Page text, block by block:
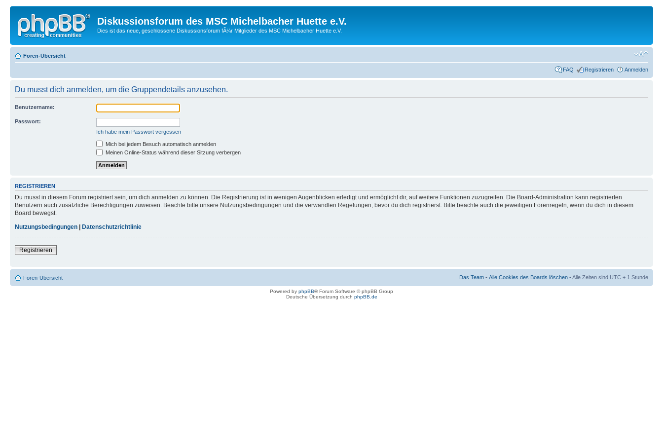
Diskussionsforum des MSC Michelbacher Huette e.V.
Dies ist das neue, geschlossene Diskussionsforum fÃ¼r Mitglieder des MSC Michelbacher Huette e.V.
Foren-Übersicht
FAQ Registrieren Anmelden
Du musst dich anmelden, um die Gruppendetails anzusehen.
Benutzername:
Passwort:
Ich habe mein Passwort vergessen
Mich bei jedem Besuch automatisch anmelden
Meinen Online-Status während dieser Sitzung verbergen
REGISTRIEREN
Du musst in diesem Forum registriert sein, um dich anmelden zu können. Die Registrierung ist in wenigen Augenblicken erledigt und ermöglicht dir, auf weitere Funktionen zuzugreifen. Die Board-Administration kann registrierten
Benutzern auch zusätzliche Berechtigungen zuweisen. Beachte bitte unsere Nutzungsbedingungen und die verwandten Regelungen, bevor du dich registrierst. Bitte beachte auch die jeweiligen Forenregeln, wenn du dich in diesem
Board bewegst.
Nutzungsbedingungen
Datenschutzrichtlinie
Registrieren
Foren-Übersicht Das Team • Alle Cookies des Boards löschen • Alle Zeiten sind UTC + 1 Stunde
Powered by phpBB® Forum Software © phpBB Group
Deutsche Übersetzung durch phpBB.de